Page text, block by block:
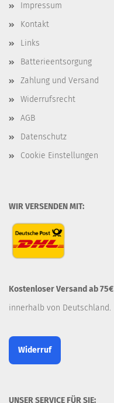
Impressum
Kontakt
Links
Batterieentsorgung
Zahlung und Versand
Widerrufsrecht
AGB
Datenschutz
Cookie Einstellungen
WIR VERSENDEN MIT:
Kostenloser Versand ab 75€
innerhalb von Deutschland.
Widerruf
UNSER SERVICE FÜR SIE: